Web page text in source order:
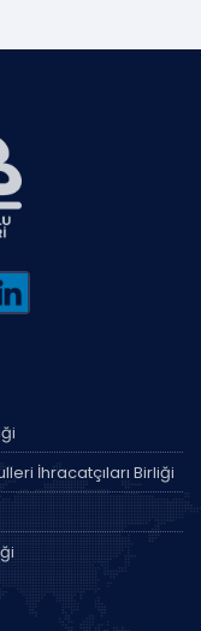
İhracatçıları Birliği